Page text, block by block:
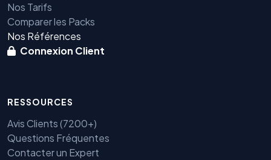
Nos Tarifs
Comparer les Packs
Nos Références
Connexion Client
RESSOURCES
Avis Clients (7200+)
Questions Fréquentes
Contacter un Expert